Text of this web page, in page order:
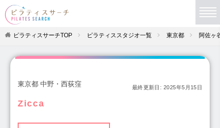
ピラティスサーチTOP ピラティススタジオ一覧 東京都 阿佐ヶ
東京都 中野・西荻窪 最終更新日: 2025年5月15日
Zicca